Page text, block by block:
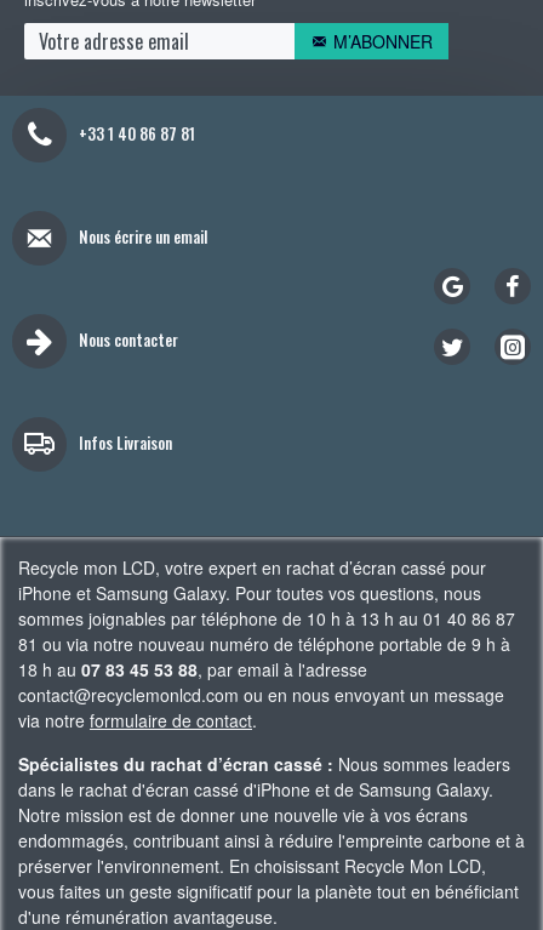
M’ABONNER
+33 1 40 86 87 81
Nous écrire un email
Nous contacter
Infos Livraison
Recycle mon LCD, votre expert en rachat d’écran cassé pour
iPhone et Samsung Galaxy. Pour toutes vos questions, nous
sommes joignables par téléphone de 10 h à 13 h au 01 40 86 87
81 ou via notre nouveau numéro de téléphone portable de 9 h à
18 h au 07 83 45 53 88, par email à l'adresse
contact@recyclemonlcd.com ou en nous envoyant un message
via notre formulaire de contact.
Spécialistes du rachat d’écran cassé : Nous sommes leaders
dans le rachat d'écran cassé d'iPhone et de Samsung Galaxy.
Notre mission est de donner une nouvelle vie à vos écrans
endommagés, contribuant ainsi à réduire l'empreinte carbone et à
préserver l'environnement. En choisissant Recycle Mon LCD,
vous faites un geste significatif pour la planète tout en bénéficiant
d'une rémunération avantageuse.